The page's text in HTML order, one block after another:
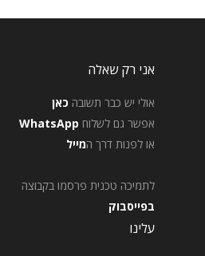
אני רק שאלה
אולי יש כבר תשובה כאן
אפשר גם לשלוח WhatsApp
או לפנות דרך המייל
לתמיכה טכנית פרסמו בקבוצה
בפייסבוק
עלינו